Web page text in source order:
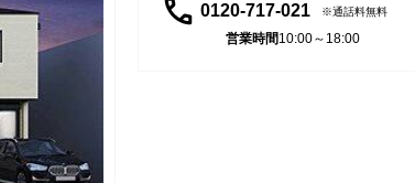
0120-717-021 通話料無料
営業時間10:00～18:00